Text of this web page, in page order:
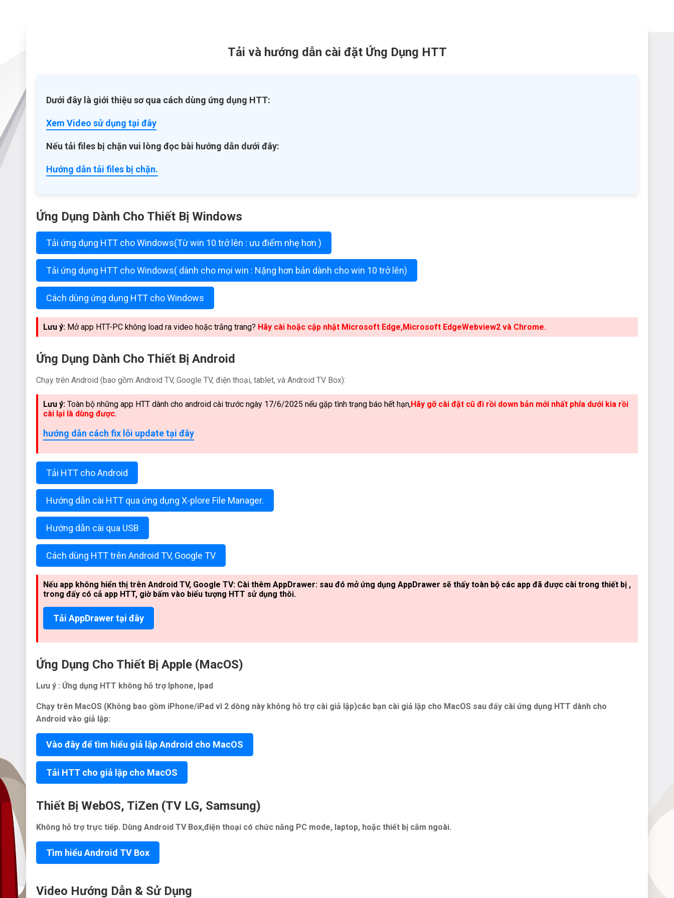
Tải và hướng dẫn cài đặt Ứng Dụng HTT
Dưới đây là giới thiệu sơ qua cách dùng ứng dụng HTT:
Xem Video sử dụng tại đây
Nếu tải files bị chặn vui lòng đọc bài hướng dẫn dưới đây:
Hướng dẫn tải files bị chặn.
Ứng Dụng Dành Cho Thiết Bị Windows
Tải ứng dụng HTT cho Windows(Từ win 10 trở lên : ưu điểm nhẹ hơn )
Tải ứng dụng HTT cho Windows( dành cho mọi win : Nặng hơn bản dành cho win 10 trở lên)
Cách dùng ứng dụng HTT cho Windows
Lưu ý: Mở app HTT-PC không load ra video hoặc trắng trang? Hãy cài hoặc cập nhật Microsoft Edge,Microsoft EdgeWebview2 và Chrome.
Ứng Dụng Dành Cho Thiết Bị Android
Chạy trên Android (bao gồm Android TV, Google TV, điện thoại, tablet, và Android TV Box):
Lưu ý: Toàn bộ những app HTT dành cho android cài trước ngày 17/6/2025 nếu gặp tình trạng báo hết hạn,Hãy gỡ cài đặt cũ đi rồi down bản mới nhất phía dưới kia rồi
cài lại là dùng được.
hướng dẫn cách fix lỗi update tại đây
Tải HTT cho Android
Hướng dẫn cài HTT qua ứng dụng X-plore File Manager.
Hướng dẫn cài qua USB
Cách dùng HTT trên Android TV, Google TV
Nếu app không hiển thị trên Android TV, Google TV: Cài thêm AppDrawer: sau đó mở ứng dụng AppDrawer sẽ thấy toàn bộ các app đã được cài trong thiết bị ,
trong đấy có cả app HTT, giờ bấm vào biểu tượng HTT sử dụng thôi.
Tải AppDrawer tại đây
Ứng Dụng Cho Thiết Bị Apple (MacOS)
Lưu ý : Ứng dụng HTT không hỗ trợ Iphone, Ipad
Chạy trên MacOS (Không bao gồm iPhone/iPad vì 2 dòng này không hỗ trợ cài giả lập)các bạn cài giả lập cho MacOS sau đấy cài ứng dụng HTT dành cho
Android vào giả lập:
Vào đây để tìm hiểu giả lập Android cho MacOS
Tải HTT cho giả lập cho MacOS
Thiết Bị WebOS, TiZen (TV LG, Samsung)
Không hỗ trợ trực tiếp. Dùng Android TV Box,điện thoại có chức năng PC mode, laptop, hoặc thiết bị cắm ngoài.
Tìm hiểu Android TV Box
Video Hướng Dẫn & Sử Dụng